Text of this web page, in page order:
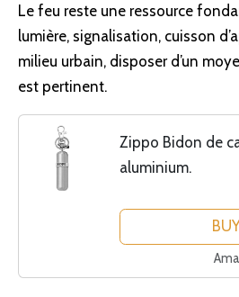
Le feu reste une ressource
lumière, signalisation, cuisson
milieu urbain, disposer d’un
est pertinent.
Zippo Bidon de
aluminium.